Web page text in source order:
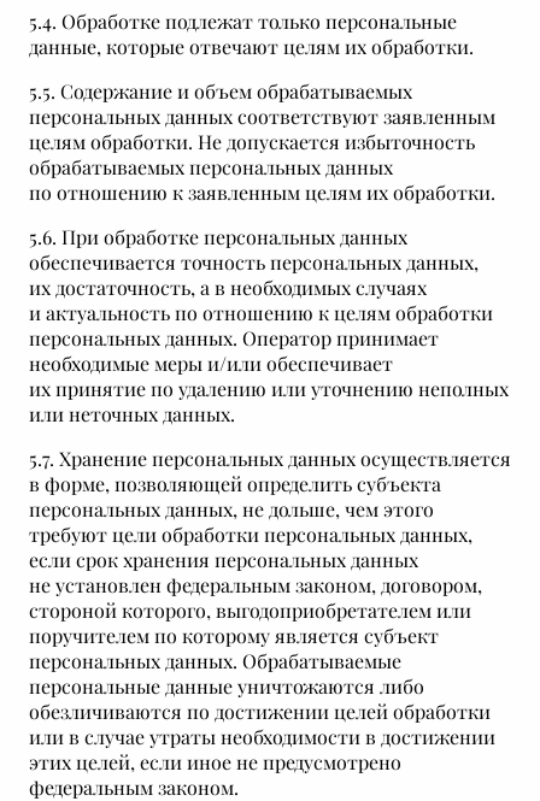
5.4. Обработке подлежат только персональные
данные, которые отвечают целям их обработки.
5.5. Содержание и объем обрабатываемых
персональных данных соответствуют заявленным
целям обработки. Не допускается избыточность
обрабатываемых персональных данных
по отношению к заявленным целям их обработки.
5.6. При обработке персональных данных
обеспечивается точность персональных данных,
их достаточность, а в необходимых случаях
и актуальность по отношению к целям обработки
персональных данных. Оператор принимает
необходимые меры и/или обеспечивает
их принятие по удалению или уточнению неполных
или неточных данных.
5.7. Хранение персональных данных осуществляется
в форме, позволяющей определить субъекта
персональных данных, не дольше, чем этого
требуют цели обработки персональных данных,
если срок хранения персональных данных
не установлен федеральным законом, договором,
стороной которого, выгодоприобретателем или
поручителем по которому является субъект
персональных данных. Обрабатываемые
персональные данные уничтожаются либо
обезличиваются по достижении целей обработки
или в случае утраты необходимости в достижении
этих целей, если иное не предусмотрено
федеральным законом.